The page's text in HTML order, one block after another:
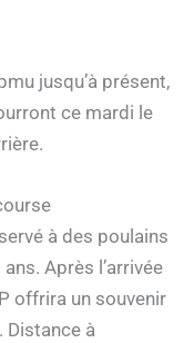
jusqu’à présent,
ce mardi le
à des poulains
Après l’arrivée
offrira un souvenir
Distance à